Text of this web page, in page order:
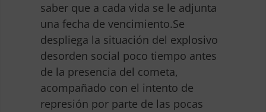
saber que a cada vida se le adjunta
una fecha de vencimiento.Se
despliega la situación del explosivo
desorden social poco tiempo antes
de la presencia del cometa,
acompañado con el intento de
represión por parte de las pocas